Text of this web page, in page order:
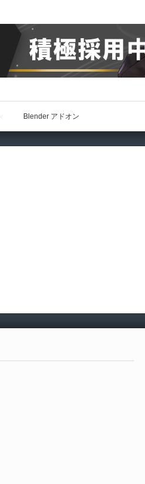
Blender アドオン